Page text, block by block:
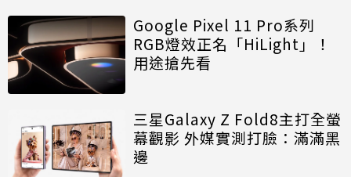
Google Pixel 11 Pro系列
RGB燈效正名「HiLight」！
用途搶先看
三星Galaxy Z Fold8主打全螢
幕觀影 外媒實測打臉：滿滿黑
邊